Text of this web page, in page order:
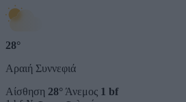
28°
Αραιή Συννεφιά
Αίσθηση 28° Άνεμος 1 bf